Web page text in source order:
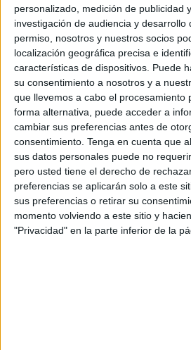
personalizado, medición de publicidad
investigación de audiencia y desarrollo
permiso, nosotros y nuestros socios
localización geográfica precisa e
características de dispositivos. Puede
su consentimiento a nosotros y a
que llevemos a cabo el procesamiento
forma alternativa, puede acceder a
cambiar sus preferencias antes de
consentimiento. Tenga en cuenta que
sus datos personales puede no
pero usted tiene el derecho de
preferencias se aplicarán solo a este
sus preferencias o retirar su
momento volviendo a este sitio y
"Privacidad" en la parte inferior de la
Además, en Málaga hay otras tres
estado grave que tuvieron que ser
suma la situación del río
por las fuertes lluvias caídas en las
martes, o el desbordamiento del río
en Málaga.
La provincia de Málaga ha
los avisos, seguida de Granada.
produjo un corte total del tráfico en
desbordamiento del arroyo
Miraflores, una de las rondas de
capital, donde se activaron